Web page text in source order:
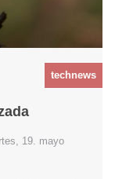
technews
19. mayo